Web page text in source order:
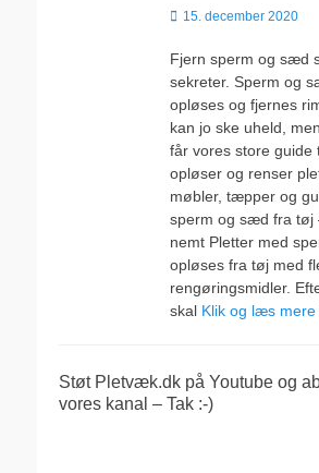
Udgivet
15. december 2020
Fjern sperm og sæd
sekreter. Sperm og
opløses og fjernes
kan jo ske uheld,
får vores store guide
opløser og renser
møbler, tæpper og
sperm og sæd fra tøj
nemt Pletter med
opløses fra tøj med
rengøringsmidler.
skal Klik og læs mere
Støt Pletvæk.dk på Youtube og
vores kanal – Tak :-)